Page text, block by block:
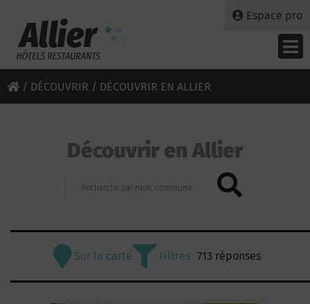
Espace pro
/ DÉCOUVRIR / DÉCOUVRIR EN ALLIER
Découvrir en Allier
Sur la carte Filtres 713 réponses